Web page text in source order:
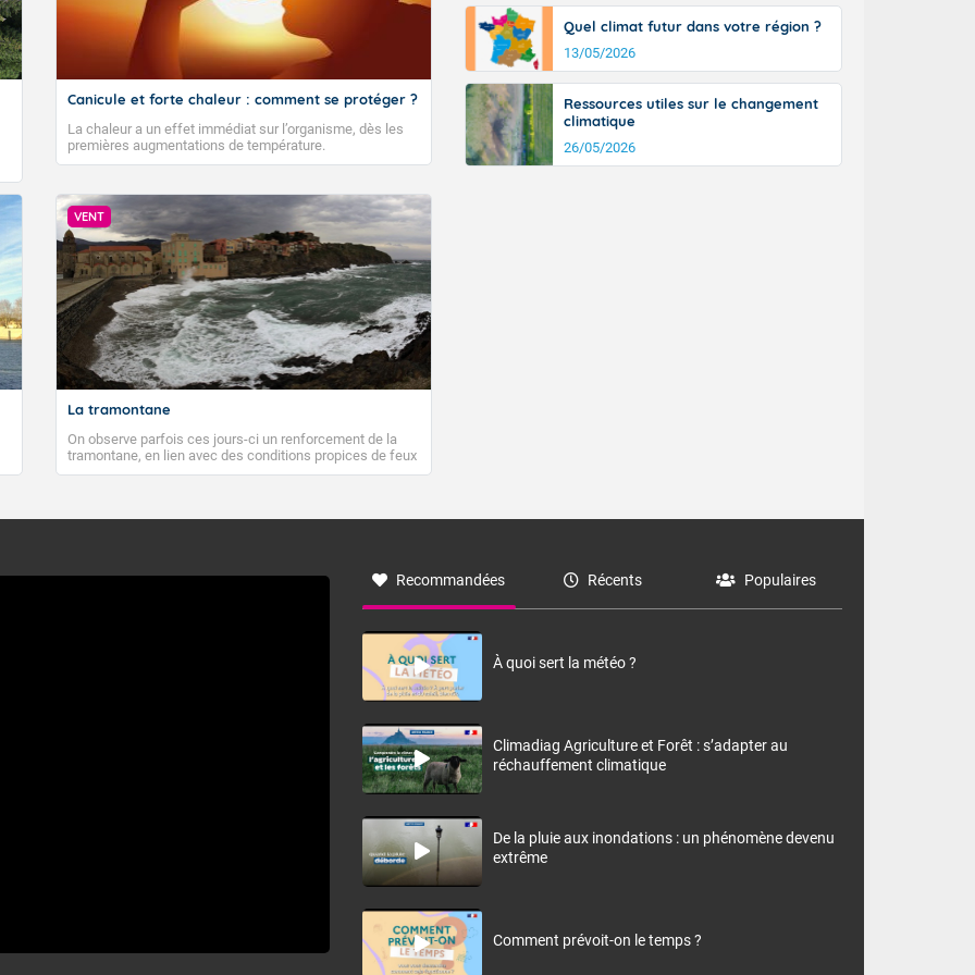
nocturnes sont plus fraiches, comptez 8 à 15 degrés en général, 14
le Sud-Ouest et tout de même 21 à 25 degrés sur le pourtour
et basse vallée du Rhône. L'après-midi, le mercure repart à la hausse, il fait
sur la moitié Nord, plus frais sur le littoral de la Manche, et souvent 30 à 35
sud, jusqu'à localement 35 à 39 degrés autour du bassin
Canicule et forte chaleur : comment se protéger ?
La chaleur a un effet immédiat sur l’organisme, dès les
premières augmentations de température.
VENT
La tramontane
On observe parfois ces jours-ci un renforcement de la
tramontane, en lien avec des conditions propices de feux
de forêt. Mais qu'est-ce que la tramontane ? Quelles sont
à nord-ouest, dans un secteur qui part du Roussillon à la
monts, en allusion aux régions montagneuses d’où
Quel climat futur dans votre région ?
13/05/2026
Ressources utiles sur le changement
climatique
26/05/2026
Recommandées Récents Populaires
À quoi sert la météo ?
Climadiag Agriculture et Forêt : s’adapter au
réchauffement climatique
De la pluie aux inondations : un phénomène devenu
extrême
Comment prévoit-on le temps ?